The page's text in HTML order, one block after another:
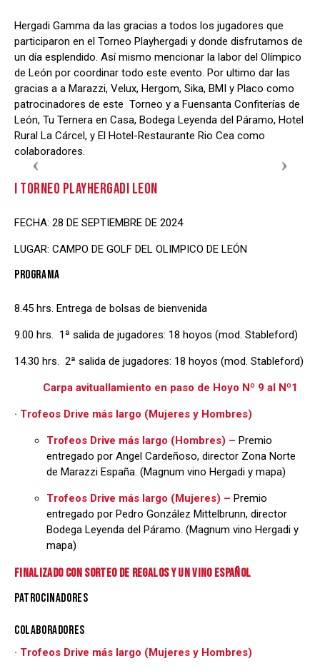
Hergadi Gamma da las gracias a todos los jugadores que
participaron en el Torneo Playhergadi y donde disfrutamos de
un día esplendido. Así mismo mencionar la labor del Olímpico
de León por coordinar todo este evento. Por ultimo dar las
gracias a a Marazzi, Velux, Hergom, Sika, BMI y Placo como
patrocinadores de este Torneo y a Fuensanta Confiterías de
León, Tu Ternera en Casa, Bodega Leyenda del Páramo, Hotel
Rural La Cárcel, y El Hotel-Restaurante Rio Cea como
colaboradores.
I TORNEO PLAYHERGADI LEON
FECHA: 28 DE SEPTIEMBRE DE 2024
LUGAR: CAMPO DE GOLF DEL OLIMPICO DE LEÓN
PROGRAMA
8.45 hrs. Entrega de bolsas de bienvenida
9.00 hrs. 1ª salida de jugadores: 18 hoyos (mod. Stableford)
14.30 hrs. 2ª salida de jugadores: 18 hoyos (mod. Stableford)
Carpa avituallamiento en paso de Hoyo Nº 9 al Nº1
· Trofeos Drive más largo (Mujeres y Hombres)
Trofeos Drive más largo (Hombres) – Premio
entregado por Angel Cardeñoso, director Zona Norte
de Marazzi España. (Magnum vino Hergadi y mapa)
Trofeos Drive más largo (Mujeres) – Premio
entregado por Pedro González Mittelbrunn, director
Bodega Leyenda del Páramo. (Magnum vino Hergadi y
mapa)
FINALIZADO CON SORTEO DE REGALOS Y UN VINO ESPAÑOL
PATROCINADORES
COLABORADORES
· Trofeos Drive más largo (Mujeres y Hombres)